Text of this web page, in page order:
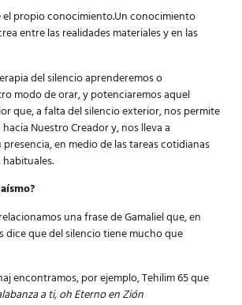
el propio conocimiento.Un conocimiento
entre las realidades materiales y en las
del silencio aprenderemos o
modo de orar, y potenciaremos aquel
que, a falta del silencio exterior, nos permite
Nuestro Creador y, nos lleva a
en medio de las tareas cotidianas
una frase de Gamaliel que, en
dice que del silencio tiene mucho que
encontramos, por ejemplo, Tehilim 65 que
a ti, oh Eterno en Zión